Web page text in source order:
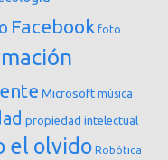
Facebook foto
Microsoft música
propiedad intelectual
el olvido Robótica